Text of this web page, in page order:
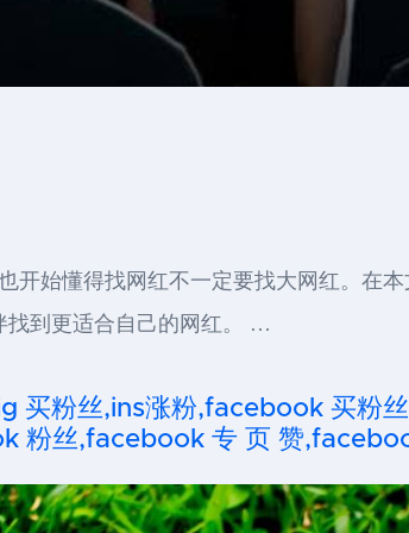
开始懂得找网红不一定要找大网红。在
找到更适合自己的网红。 …
买粉丝,ins涨粉,facebook 买粉
丝,facebook 专 页 赞